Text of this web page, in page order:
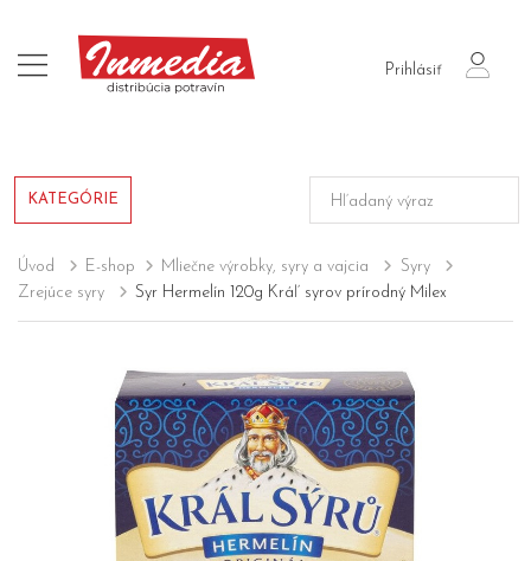
Prihlásiť
login
KATEGÓRIE
Úvod E-shop Mliečne výrobky, syry a vajcia
Syry
Zrejúce syry
Syr Hermelín 120g Kráľ syrov prírodný Milex